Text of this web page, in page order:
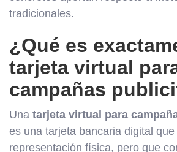
tradicionales.
¿Qué es
tarjeta virtual
campañas
Una tarjeta virtual para
es una tarjeta bancaria digital
representación física, pero que